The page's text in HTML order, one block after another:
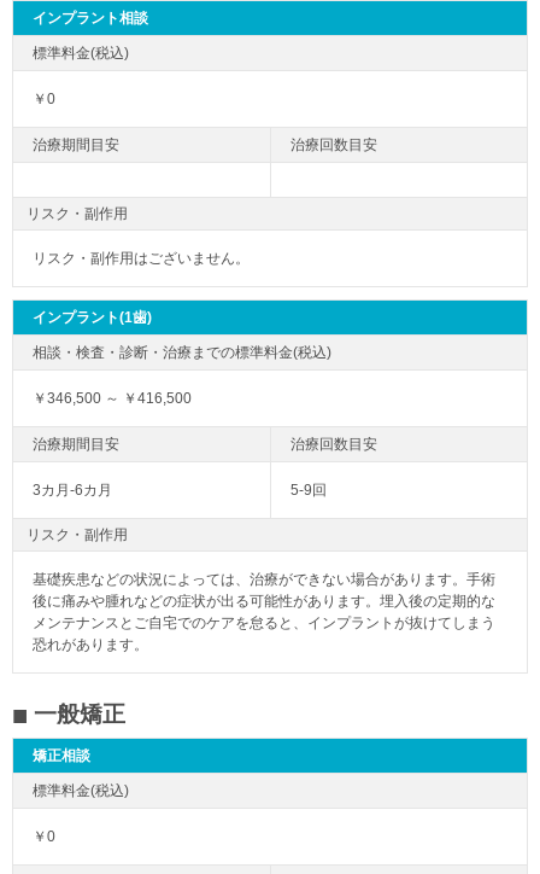
インプラント相談
￥0
リスク・副作用
リスク・副作用はございません。
インプラント(1歯)
￥346,500 ～ ￥416,500
3カ月-6カ月 5-9回
リスク・副作用
基礎疾患などの状況によっては、治療ができない場合があります。手術
後に痛みや腫れなどの症状が出る可能性があります。埋入後の定期的な
メンテナンスとご自宅でのケアを怠ると、インプラントが抜けてしまう
恐れがあります。
一般矯正
矯正相談
￥0